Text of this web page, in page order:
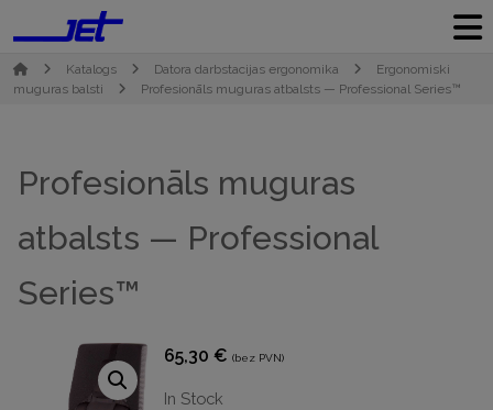
Katalogs Datora darbstacijas ergonomika
Ergonomiski
muguras balsti
Profesionāls muguras atbalsts — Professional Series™
Profesionāls muguras
atbalsts — Professional
Series™
65,30€ (bez PVN)
In Stock